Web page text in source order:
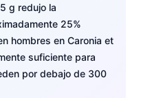
g redujo la
25%
hombres en Caronia et
suficiente para
por debajo de 300